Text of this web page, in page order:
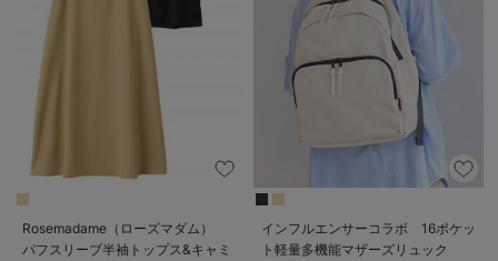
Rosemadame（ローズマダム）
パフスリーブ半袖トップス&キャミ
インフルエンサーコラボ 16ポケッ
ト軽量多機能マザーズリュック